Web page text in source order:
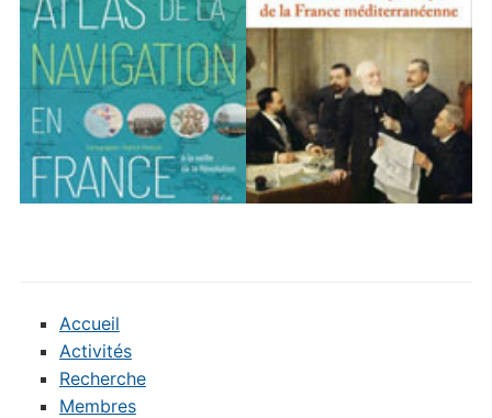
Accueil
Activités
Recherche
Membres